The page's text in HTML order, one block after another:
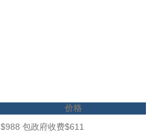
价格
$988 包政府收费$611